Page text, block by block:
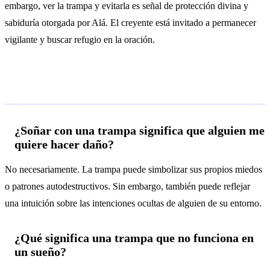
embargo, ver la trampa y evitarla es señal de protección divina y
sabiduría otorgada por Alá. El creyente está invitado a permanecer
vigilante y buscar refugio en la oración.
¿Soñar con una trampa significa que alguien me
quiere hacer daño?
No necesariamente. La trampa puede simbolizar sus propios miedos
o patrones autodestructivos. Sin embargo, también puede reflejar
una intuición sobre las intenciones ocultas de alguien de su entorno.
¿Qué significa una trampa que no funciona en
un sueño?